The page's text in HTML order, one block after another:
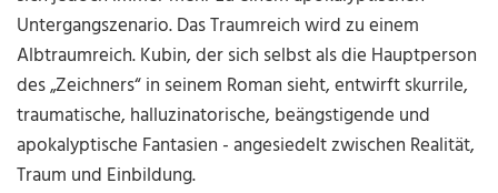
Untergangszenario. Das Traumreich wird zu einem
Albtraumreich. Kubin, der sich selbst als die Hauptperson
des „Zeichners“ in seinem Roman sieht, entwirft skurrile,
traumatische, halluzinatorische, beängstigende und
apokalyptische Fantasien - angesiedelt zwischen Realität,
Traum und Einbildung.